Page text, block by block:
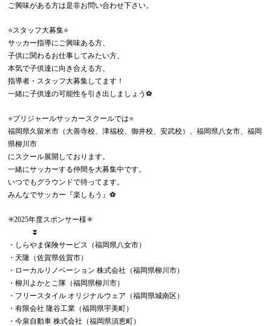
ご興味がある方は是非お問い合わせ下さい。
⭐️スタッフ大募集⭐️
サッカー指導にご興味ある方、
子供に関わるお仕事してみたい方、
本気で子供達に向き合える方、
指導者・スタッフ大募集してます！
一緒に子供達の可能性を引き出しましょう⚽️
⭐️ブリジャールサッカースクールでは⭐️
福岡県久留米市（大善寺校、津福校、御井校、安武校）、福岡県八女市、福岡
県柳川市
にスクール展開しております。
一緒にサッカーする仲間を大募集中です。
いつでもグラウンドで待ってます。
みんなでサッカー『楽しもう』⚽️
✳️2025年度スポンサー様✳️
⏬
・しらやま保険サービス（福岡県八女市）
・天隆（佐賀県佐賀市）
・ローカルリノベーション 株式会社（福岡県柳川市）
・柳川よかとこ隊（福岡県柳川市）
・フリースタイル オリジナルウェア（福岡県城南区）
・有限会社 隆谷工業（福岡県宇美町）
・今泉自動車 株式会社（福岡県須恵町）